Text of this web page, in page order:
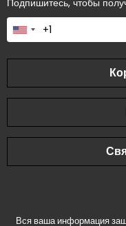
Подпишитесь, чтобы
Вся ваша информация